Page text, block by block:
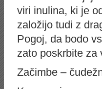
viri inulina, ki je
založijo tudi z
Pogoj, da bodo
zato poskrbite za
Začimbe –